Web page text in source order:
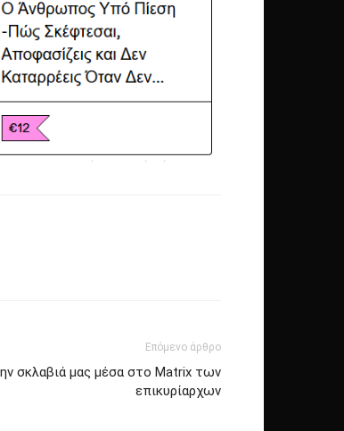
Επόμενο άρθρο
σκλαβιά μας μέσα στο Matrix των
επικυρίαρχων